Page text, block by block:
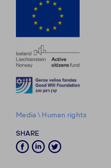
Media \ Human rights
SHARE